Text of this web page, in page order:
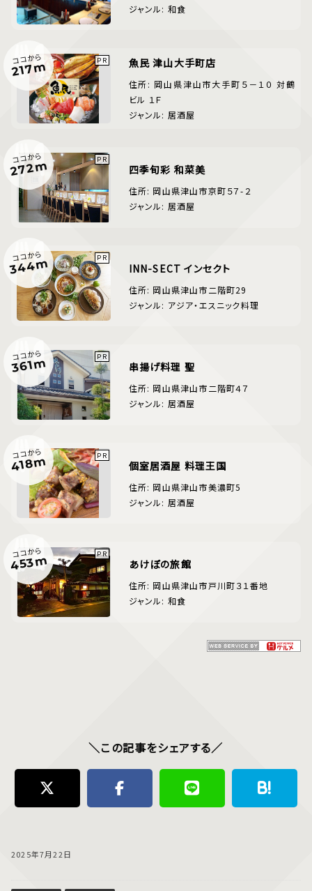
ジャンル: 和食
ココから
217m 魚民 津山大手町店
住所: 岡山県津山市大手町５－１０ 対鶴
ビル １Ｆ
ジャンル: 居酒屋
ココから
272m 四季旬彩 和菜美
住所: 岡山県津山市京町５７-２
ジャンル: 居酒屋
ココから
344m INN-SECT インセクト
住所: 岡山県津山市二階町29
ジャンル: アジア・エスニック料理
ココから
361m 串揚げ料理 聖
住所: 岡山県津山市二階町４７
ジャンル: 居酒屋
ココから
418m 個室居酒屋 料理王国
住所: 岡山県津山市美濃町5
ジャンル: 居酒屋
ココから
453m あけぼの旅館
住所: 岡山県津山市戸川町３１番地
ジャンル: 和食
＼この記事をシェアする／
2025年7月22日